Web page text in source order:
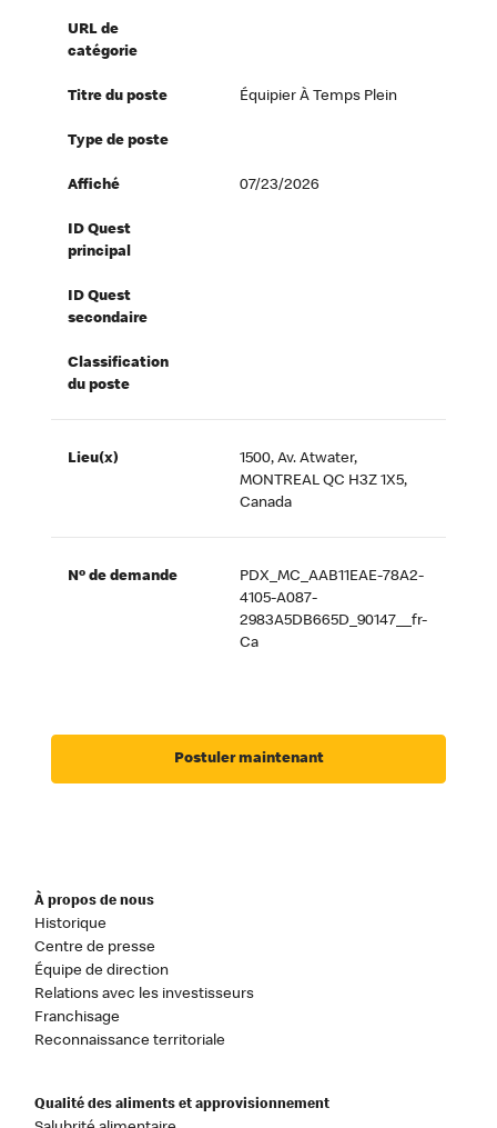
URL de
catégorie
Titre du poste Équipier À Temps Plein
Type de poste
Affiché 07/23/2026
ID Quest
principal
ID Quest
secondaire
Classification
du poste
Lieu(x)
1500, Av. Atwater,
MONTREAL QC H3Z 1X5,
Canada
Nº de demande
PDX_MC_AAB11EAE-78A2-
4105-A087-
2983A5DB665D_90147__fr-
Ca
Postuler maintenant
À propos de nous
Historique
Centre de presse
Équipe de direction
Relations avec les investisseurs
Franchisage
Reconnaissance territoriale
Qualité des aliments et approvisionnement